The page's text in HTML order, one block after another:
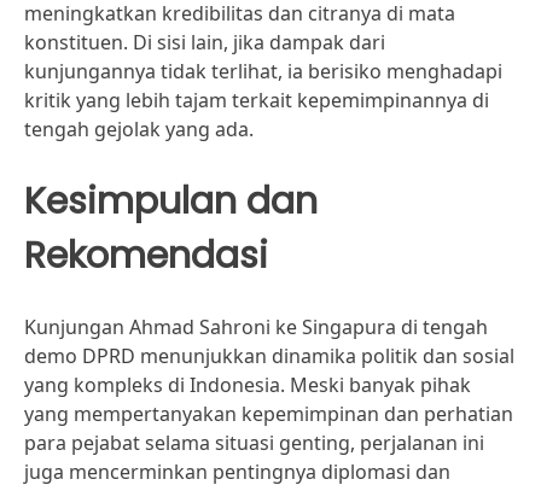
meningkatkan kredibilitas dan citranya di mata
konstituen. Di sisi lain, jika dampak dari
kunjungannya tidak terlihat, ia berisiko menghadapi
kritik yang lebih tajam terkait kepemimpinannya di
tengah gejolak yang ada.
Kesimpulan dan
Rekomendasi
Kunjungan Ahmad Sahroni ke Singapura di tengah
demo DPRD menunjukkan dinamika politik dan sosial
yang kompleks di Indonesia. Meski banyak pihak
yang mempertanyakan kepemimpinan dan perhatian
para pejabat selama situasi genting, perjalanan ini
juga mencerminkan pentingnya diplomasi dan